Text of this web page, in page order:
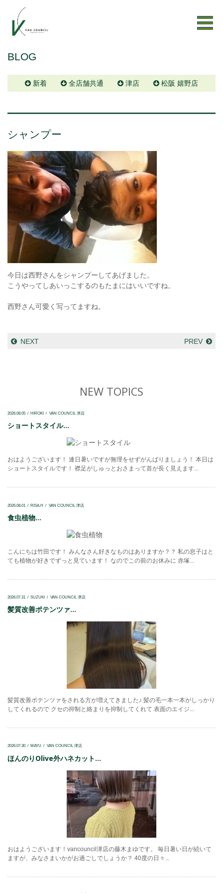
BLOG
新着 全店舗共通 津店 松阪 嬉野店
シャンプー
今日は西野さんをシャンプーしてあげました。
こうやってしあいっこするのもたまにはいいですね。
西野さん可愛く写ってますね。
NEXT PREV
NEW TOPICS
2026.08.05 HIROKI VAN COUNCIL 津店
ショートスタイル...
おはようございます！ 連日暑いですが無理をせずがんばりましょう！ 本日は
ショートスタイルです！ 襟足がしゅっとおさまって首が長く見えます...
2026.08.01 RISA.H VAN COUNCIL 津店
食虫植物...
こんにちは竹田です！ みんなさん好きなものはありますか？？ 私の息子はと
ても植物が好きでずっと見ています！ なのでこの前のお休みに 赤塚...
2026.07.31 SUZUKI VAN COUNCIL 津店
髪質改善ポテンツァ...
髪質改善ポテンツァをされる方が増えてきました♪ 髪の毛一本一本がしっかり
してくれるので クセの抑制と絡まりを抑制してくれて 表面のエイジ...
2026.07.30 MAYU VAN COUNCIL 津店
ほんのりOlive外ハネカット...
おはようございます！vancouncil津店の藤木まゆです。 毎日暑い日が続いて
ますが、みなさまいかがお過ごしでしょうか？ 40度の日々...